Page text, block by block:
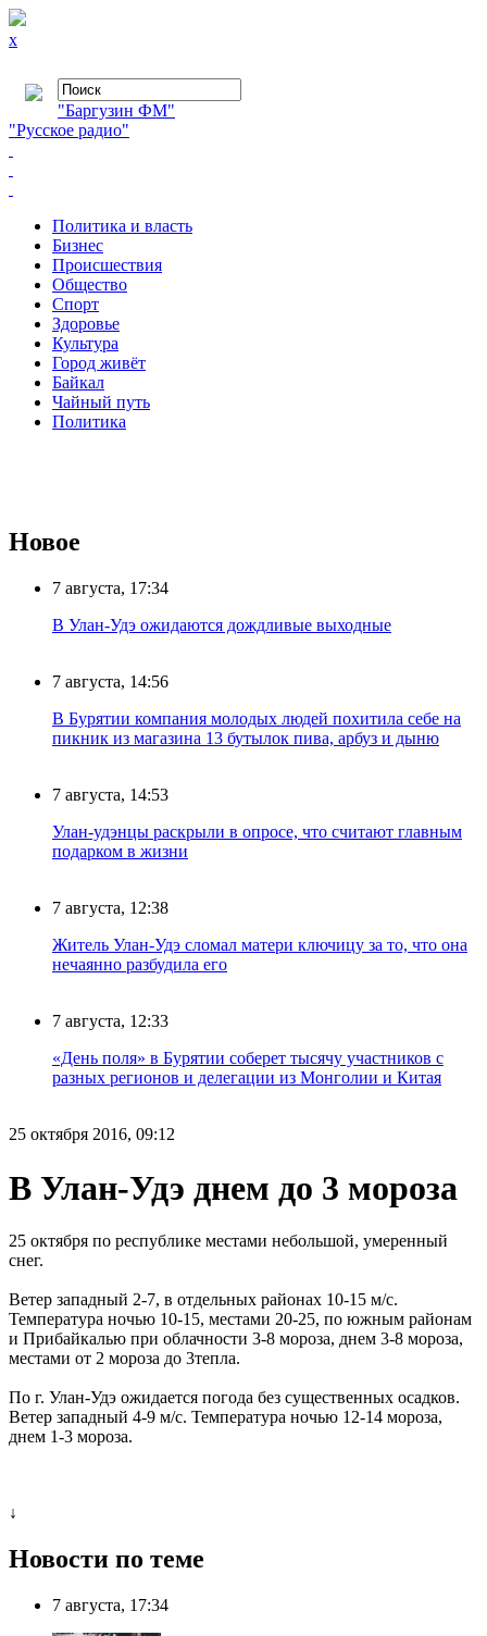
x
"Баргузин ФМ"
"Русское радио"
Политика и власть
Бизнес
Происшествия
Общество
Cпорт
Здоровье
Культура
Город живёт
Байкал
Чайный путь
Политика
Новое
7 августа, 17:34
В Улан-Удэ ожидаются дождливые выходные
7 августа, 14:56
В Бурятии компания молодых людей похитила себе на
пикник из магазина 13 бутылок пива, арбуз и дыню
7 августа, 14:53
Улан-удэнцы раскрыли в опросе, что считают главным
подарком в жизни
7 августа, 12:38
Житель Улан-Удэ сломал матери ключицу за то, что она
нечаянно разбудила его
7 августа, 12:33
«День поля» в Бурятии соберет тысячу участников с
разных регионов и делегации из Монголии и Китая
25 октября 2016, 09:12
В Улан-Удэ днем до 3 мороза
25 октября по республике местами небольшой, умеренный
снег.
Ветер западный 2-7, в отдельных районах 10-15 м/с.
Температура ночью 10-15, местами 20-25, по южным районам
и Прибайкалью при облачности 3-8 мороза, днем 3-8 мороза,
местами от 2 мороза до 3тепла.
По г. Улан-Удэ ожидается погода без существенных осадков.
Ветер западный 4-9 м/с. Температура ночью 12-14 мороза,
днем 1-3 мороза.
↓
Новости по теме
7 августа, 17:34